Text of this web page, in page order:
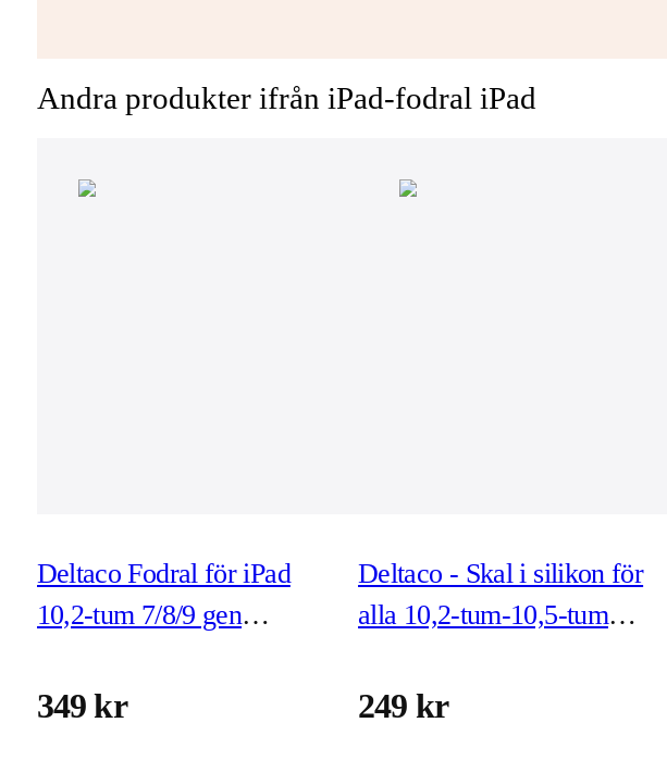
Andra produkter ifrån iPad-fodral iPad
Deltaco Fodral för iPad
10,2-tum 7/8/9 gen
veganläder,
349 kr
Deltaco - Skal i silikon för
alla 10,2-tum-10,5-tum
249 kr